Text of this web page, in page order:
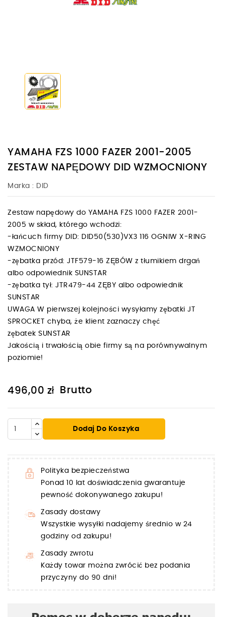
YAMAHA FZS 1000 FAZER 2001-2005
ZESTAW NAPĘDOWY DID WZMOCNIONY
Marka : DID
Zestaw napędowy do YAMAHA FZS 1000 FAZER 2001-
2005 w skład, którego wchodzi:
-łańcuch firmy DID: DID50(530)VX3 116 OGNIW X-RING
WZMOCNIONY
-zębatka przód: JTF579-16 ZĘBÓW z tłumikiem drgań
albo odpowiednik SUNSTAR
-zębatka tył: JTR479-44 ZĘBY albo odpowiednik
SUNSTAR
UWAGA W pierwszej kolejności wysyłamy zębatki JT
SPROCKET chyba, że klient zaznaczy chęć
zębatek SUNSTAR
Jakością i trwałością obie firmy są na porównywalnym
poziomie!
496,00 zł Brutto
Dodaj Do Koszyka
Polityka bezpieczeństwa
Ponad 10 lat doświadczenia gwarantuje
pewność dokonywanego zakupu!
Zasady dostawy
Wszystkie wysyłki nadajemy średnio w 24
godziny od zakupu!
Zasady zwrotu
Każdy towar można zwrócić bez podania
przyczyny do 90 dni!